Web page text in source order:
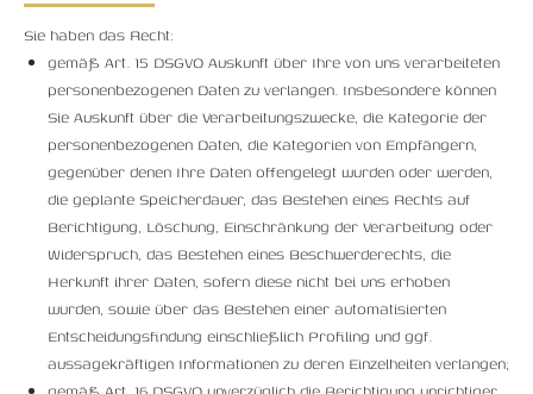
Sie haben das Recht:
gemäß Art. 15 DSGVO Auskunft über Ihre von uns verarbeiteten
personenbezogenen Daten zu verlangen. Insbesondere können
Sie Auskunft über die Verarbeitungszwecke, die Kategorie der
personenbezogenen Daten, die Kategorien von Empfängern,
gegenüber denen Ihre Daten offengelegt wurden oder werden,
die geplante Speicherdauer, das Bestehen eines Rechts auf
Berichtigung, Löschung, Einschränkung der Verarbeitung oder
Widerspruch, das Bestehen eines Beschwerderechts, die
Herkunft ihrer Daten, sofern diese nicht bei uns erhoben
wurden, sowie über das Bestehen einer automatisierten
Entscheidungsfindung einschließlich Profiling und ggf.
aussagekräftigen Informationen zu deren Einzelheiten verlangen;